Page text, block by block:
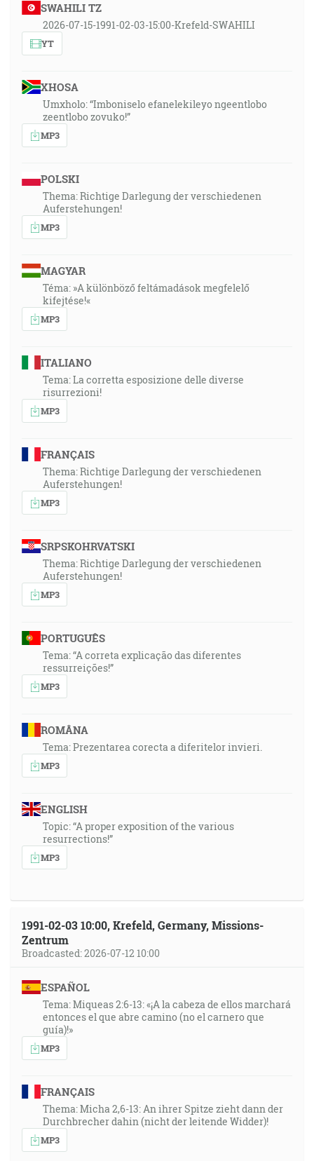
SWAHILI TZ
2026-07-15-1991-02-03-15:00-Krefeld-SWAHILI
YT
XHOSA
Umxholo: “Imboniselo efanelekileyo ngeentlobo
zeentlobo zovuko!”
MP3
POLSKI
Thema: Richtige Darlegung der verschiedenen
Auferstehungen!
MP3
MAGYAR
Téma: »A különböző feltámadások megfelelő
kifejtése!«
MP3
ITALIANO
Tema: La corretta esposizione delle diverse
risurrezioni!
MP3
FRANÇAIS
Thema: Richtige Darlegung der verschiedenen
Auferstehungen!
MP3
SRPSKOHRVATSKI
Thema: Richtige Darlegung der verschiedenen
Auferstehungen!
MP3
PORTUGUÊS
Tema: “A correta explicação das diferentes
ressurreições!”
MP3
ROMÂNA
Tema: Prezentarea corecta a diferitelor invieri.
MP3
ENGLISH
Topic: “A proper exposition of the various
resurrections!”
MP3
1991-02-03 10:00, Krefeld, Germany, Missions-
Zentrum
Broadcasted: 2026-07-12 10:00
ESPAÑOL
Tema: Miqueas 2:6-13: «¡A la cabeza de ellos marchará
entonces el que abre camino (no el carnero que
guía)!»
MP3
FRANÇAIS
Thema: Micha 2,6-13: An ihrer Spitze zieht dann der
Durchbrecher dahin (nicht der leitende Widder)!
MP3